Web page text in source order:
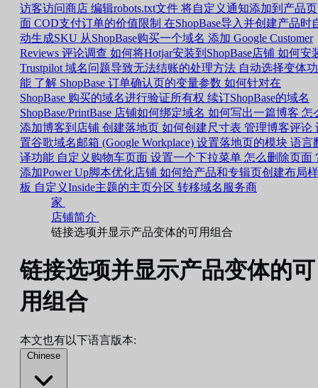
访客访问商店 编辑robots.txt文件 将自定义通知添加到产品页
面 COD支付订单的价值限制 在ShopBase导入并创建产品时
动生成SKU 从ShopBase购买一个域名 添加 Google Customer
Reviews 评论调查 如何将Hotjar安装到ShopBase店铺 如何安
Trustpilot 域名问题导致无法结账的处理方法 自动选择变体功
能 了解 ShopBase 订单确认页的变量参数 如何针对在
ShopBase 购买的域名进行验证所有权 续订ShopBase的域名
ShopBase/PrintBase 店铺如何绑定域名 如何写出一篇博客 怎
添加博客到店铺 创建落地页 如何创建尺寸表 管理博客评论
置谷歌域名邮箱 (Google Workplace) 设置落地页的模块 语言
译功能 自定义购物车页面 设置一个下拉菜单 怎么删除页面
添加Power Up脚本优化店铺 如何给产品和专辑页创建布局样
板 自定义Inside主题的主页分区 转移域名服务商
家
店铺简介
链接选项并显示产品变体的可用组合
链接选项并显示产品变体的可
用组合
本文也有以下语言版本:
Chinese